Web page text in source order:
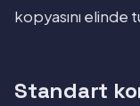
kopyasını elinde
Standart